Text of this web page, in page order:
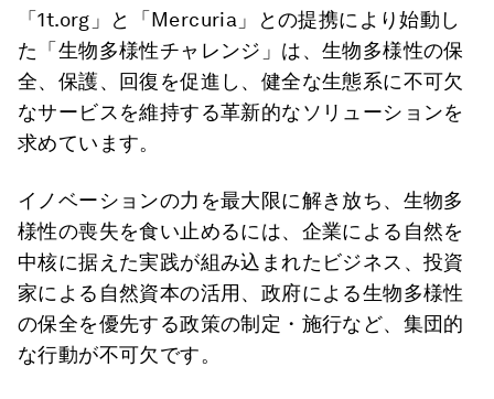
「1t.org」と「Mercuria」との提携により始動し
た「生物多様性チャレンジ」は、生物多様性の保
全、保護、回復を促進し、健全な生態系に不可欠
なサービスを維持する革新的なソリューションを
求めています。
イノベーションの力を最大限に解き放ち、生物多
様性の喪失を食い止めるには、企業による自然を
中核に据えた実践が組み込まれたビジネス、投資
家による自然資本の活用、政府による生物多様性
の保全を優先する政策の制定・施行など、集団的
な行動が不可欠です。